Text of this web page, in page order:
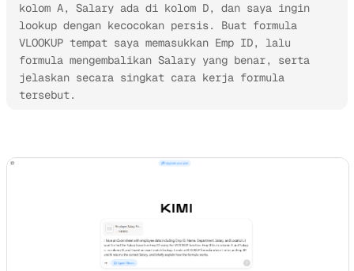
kolom A, Salary ada di kolom D, dan saya ingin
lookup dengan kecocokan persis. Buat formula
VLOOKUP tempat saya memasukkan Emp ID, lalu
formula mengembalikan Salary yang benar, serta
jelaskan secara singkat cara kerja formula
tersebut.